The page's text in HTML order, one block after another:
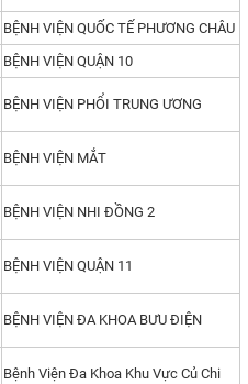
BỆNH VIỆN QUỐC TẾ PHƯƠNG CHÂU
BỆNH VIỆN QUẬN 10
BỆNH VIỆN PHỔI TRUNG ƯƠNG
BỆNH VIỆN MẮT
BỆNH VIỆN NHI ĐỒNG 2
BỆNH VIỆN QUẬN 11
BỆNH VIỆN ĐA KHOA BƯU ĐIỆN
Bệnh Viện Đa Khoa Khu Vực Củ Chi